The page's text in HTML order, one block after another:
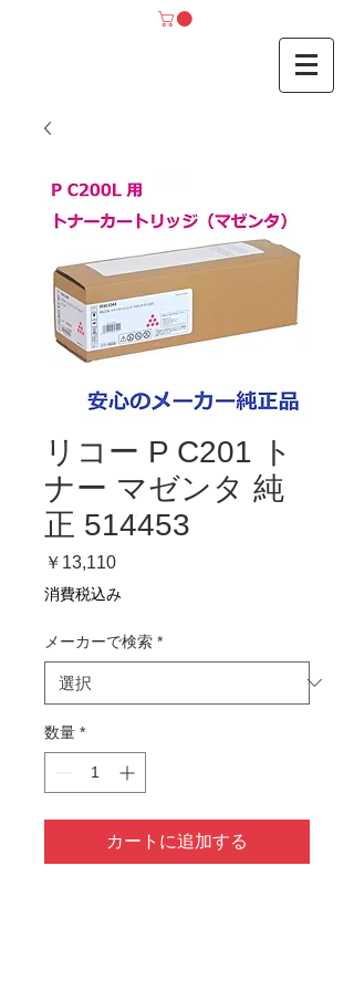
リコー P C201 ト
ナー マゼンタ 純
正 514453
￥13,110価
格
消費税込み
メーカーで検索 *
数量 *
カートに追加する